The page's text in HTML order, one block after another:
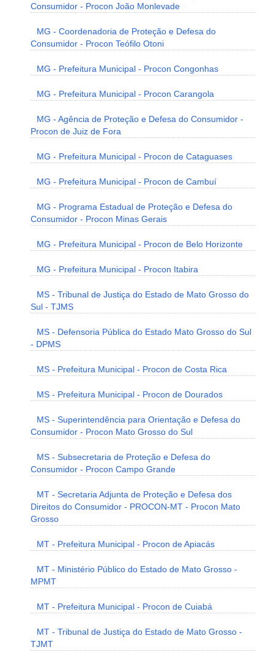
Consumidor - Procon João Monlevade
MG - Coordenadoria de Proteção e Defesa do
Consumidor - Procon Teófilo Otoni
MG - Prefeitura Municipal - Procon Congonhas
MG - Prefeitura Municipal - Procon Carangola
MG - Agência de Proteção e Defesa do Consumidor -
Procon de Juiz de Fora
MG - Prefeitura Municipal - Procon de Cataguases
MG - Prefeitura Municipal - Procon de Cambuí
MG - Programa Estadual de Proteção e Defesa do
Consumidor - Procon Minas Gerais
MG - Prefeitura Municipal - Procon de Belo Horizonte
MG - Prefeitura Municipal - Procon Itabira
MS - Tribunal de Justiça do Estado de Mato Grosso do
Sul - TJMS
MS - Defensoria Pública do Estado Mato Grosso do Sul
- DPMS
MS - Prefeitura Municipal - Procon de Costa Rica
MS - Prefeitura Municipal - Procon de Dourados
MS - Superintendência para Orientação e Defesa do
Consumidor - Procon Mato Grosso do Sul
MS - Subsecretaria de Proteção e Defesa do
Consumidor - Procon Campo Grande
MT - Secretaria Adjunta de Proteção e Defesa dos
Direitos do Consumidor - PROCON-MT - Procon Mato
Grosso
MT - Prefeitura Municipal - Procon de Apiacás
MT - Ministério Público do Estado de Mato Grosso -
MPMT
MT - Prefeitura Municipal - Procon de Cuiabá
MT - Tribunal de Justiça do Estado de Mato Grosso -
TJMT